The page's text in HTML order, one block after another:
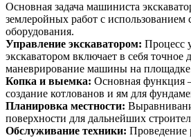
Основная задача машиниста
землеройных работ с использованием
оборудования.
Управление экскаватором: Процесс
экскаватором включает в себя точное
маневрирование машины на
Копка и выемка: Основная функция
создание котлованов и ям для
Планировка местности:
поверхности для дальнейших
Обслуживание техники: Проведение